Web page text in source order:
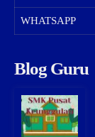
WHATSAPP
Blog Guru